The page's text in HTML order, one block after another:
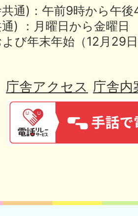
通)：午前9時から午
) ：月曜日から金曜日
び年末年始（12月29
庁舎アクセス 庁舎内